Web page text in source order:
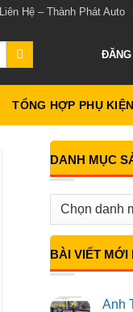
Liên Hệ – Thành Phát Auto
TỔNG HỢP PHỤ KIỆN
DANH MỤC
BÀI VIẾT MỚI
Anh